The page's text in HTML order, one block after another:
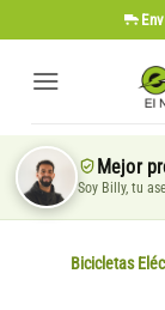
al
contenido
Mejor
Soy Billy, tu
Bicicletas